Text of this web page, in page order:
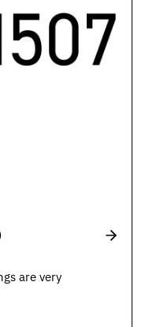
are very